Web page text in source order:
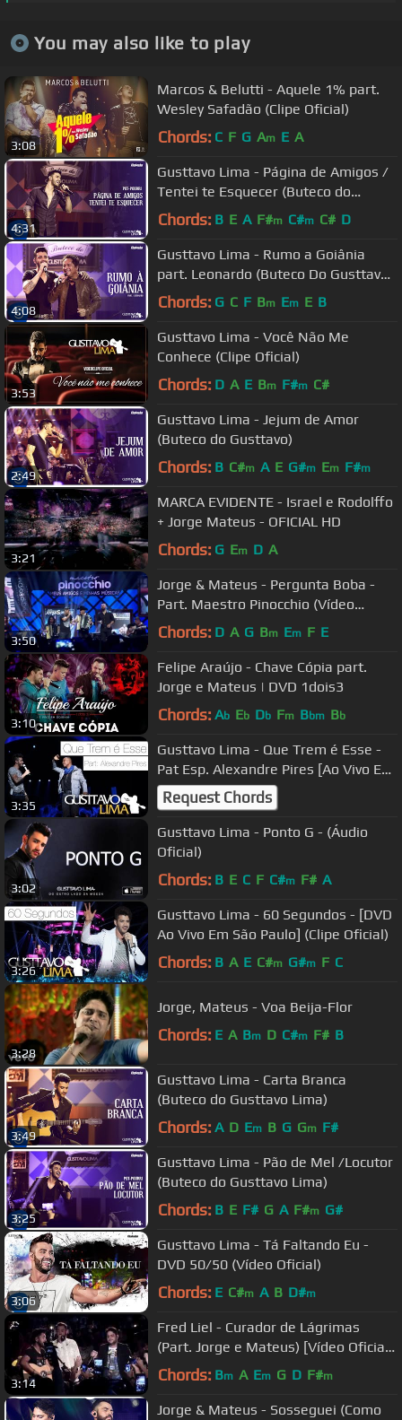
You may also like to play
3:08
Marcos & Belutti - Aquele 1% part.
Wesley Safadão (Clipe Oficial)
Chords: C F G Am E A
4:31
Gusttavo Lima - Página de Amigos /
Tentei te Esquecer (Buteco do
Gusttavo Lima)
Chords: B E A F#m C#m C# D
4:08
Gusttavo Lima - Rumo a Goiânia
part. Leonardo (Buteco Do Gusttavo
Lima)
Chords: G C F Bm Em E B
3:53
Gusttavo Lima - Você Não Me
Conhece (Clipe Oficial)
Chords: D A E Bm F#m C#
2:49
Gusttavo Lima - Jejum de Amor
(Buteco do Gusttavo)
Chords: B C#m A E G#m Em F#m
3:21
MARCA EVIDENTE - Israel e Rodolffo
+ Jorge Mateus - OFICIAL HD
Chords: G Em D A
3:50
Jorge & Mateus - Pergunta Boba -
Part. Maestro Pinocchio (Vídeo
Oficial)
Chords: D A G Bm Em F E
3:10
Felipe Araújo - Chave Cópia part.
Jorge e Mateus | DVD 1dois3
Chords: Ab Eb Db Fm Bbm Bb
3:35
Gusttavo Lima - Que Trem é Esse -
Pat Esp. Alexandre Pires [Ao Vivo Em
São Paulo] (Clipe Oficial)
Request Chords
3:02
Gusttavo Lima - Ponto G - (Áudio
Oficial)
Chords: B E C F C#m F# A
3:26
Gusttavo Lima - 60 Segundos - [DVD
Ao Vivo Em São Paulo] (Clipe Oficial)
Chords: B A E C#m G#m F C
3:28
Jorge, Mateus - Voa Beija-Flor
Chords: E A Bm D C#m F# B
3:49
Gusttavo Lima - Carta Branca
(Buteco do Gusttavo Lima)
Chords: A D Em B G Gm F#
3:25
Gusttavo Lima - Pão de Mel /Locutor
(Buteco do Gusttavo Lima)
Chords: B E F# G A F#m G#
3:06
Gusttavo Lima - Tá Faltando Eu -
DVD 50/50 (Vídeo Oficial)
Chords: E C#m A B D#m
3:14
Fred Liel - Curador de Lágrimas
(Part. Jorge e Mateus) [Vídeo Oficial
do DVD Acústico Fred Liel]
Chords: Bm A Em G D F#m
Jorge & Mateus - Sosseguei (Como